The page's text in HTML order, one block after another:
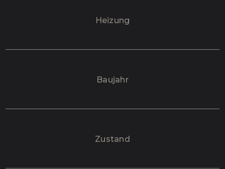
Heizung
Baujahr
Zustand